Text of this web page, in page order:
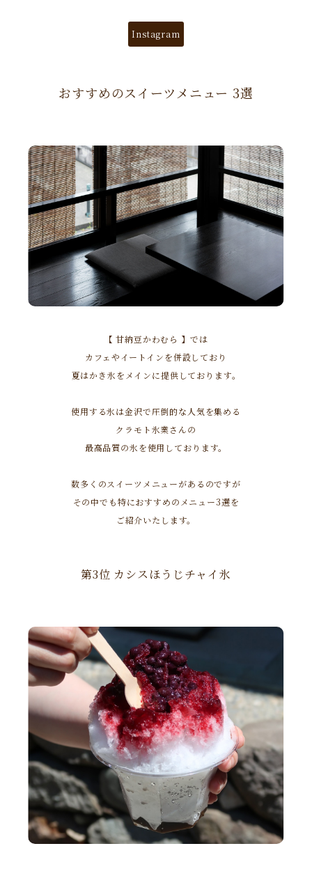
Instagram
おすすめのスイーツメニュー 3選
【 甘納豆かわむら 】では
カフェやイートインを併設しており
夏はかき氷をメインに提供しております。
使用する氷は金沢で圧倒的な人気を集める
クラモト氷業さんの
最高品質の氷を使用しております。
数多くのスイーツメニューがあるのですが
その中でも特におすすめのメニュー3選を
ご紹介いたします。
第3位 カシスほうじチャイ氷